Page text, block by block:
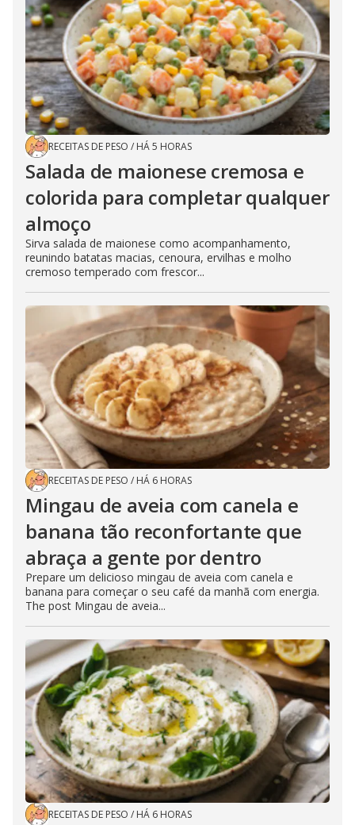
RECEITAS DE PESO / HÁ 5 HORAS
Salada de maionese cremosa e
colorida para completar qualquer
almoço
Sirva salada de maionese como acompanhamento,
reunindo batatas macias, cenoura, ervilhas e molho
cremoso temperado com frescor...
RECEITAS DE PESO / HÁ 6 HORAS
Mingau de aveia com canela e
banana tão reconfortante que
abraça a gente por dentro
Prepare um delicioso mingau de aveia com canela e
banana para começar o seu café da manhã com energia.
The post Mingau de aveia...
RECEITAS DE PESO / HÁ 6 HORAS